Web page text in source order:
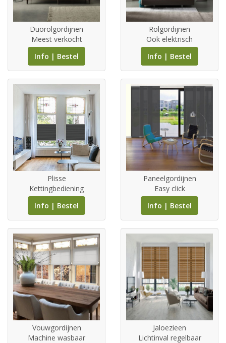
Duorolgordijnen
Meest verkocht
Info | Bestel
Rolgordijnen
Ook elektrisch
Info | Bestel
Plisse
Kettingbediening
Info | Bestel
Paneelgordijnen
Easy click
Info | Bestel
Vouwgordijnen
Machine wasbaar
Jaloezieen
Lichtinval regelbaar